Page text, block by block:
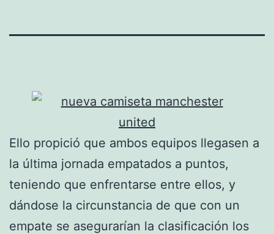
Ello propició que ambos equipos llegasen a
la última jornada empatados a puntos,
teniendo que enfrentarse entre ellos, y
dándose la circunstancia de que con un
empate se asegurarían la clasificación los